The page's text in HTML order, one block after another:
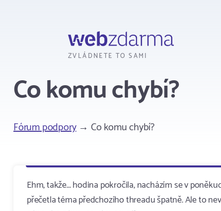
ZVLÁDNETE TO SAMI
Co komu chybí?
Fórum podpory→ Co komu chybí?
Ehm, takže... hodina pokročila, nacházím se v
přečetla téma předchozího threadu špatně. Ale to